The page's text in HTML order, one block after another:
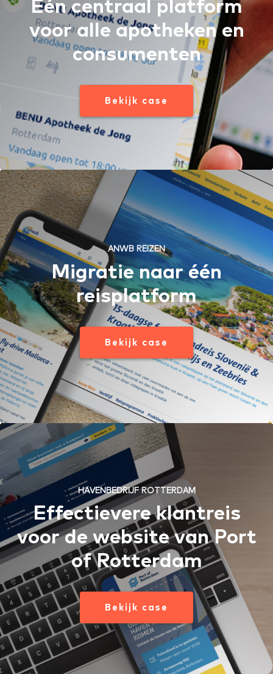
Eén centraal platform
voor alle apotheken en
consumenten
Bekijk case
ANWB REIZEN
Migratie naar één
reisplatform
Bekijk case
HAVENBEDRIJF ROTTERDAM
Effectievere klantreis
voor de website van Port
of Rotterdam
Bekijk case